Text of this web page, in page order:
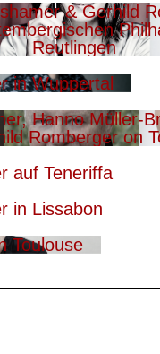
& Gerhild
Reutlingen
in Wuppertal
Hanno Müller-
Romberger on
auf Teneriffa
in Lissabon
Toulouse